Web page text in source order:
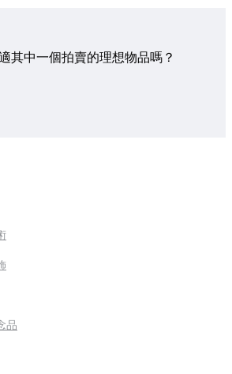
其中一個拍賣的理想物品嗎？
品